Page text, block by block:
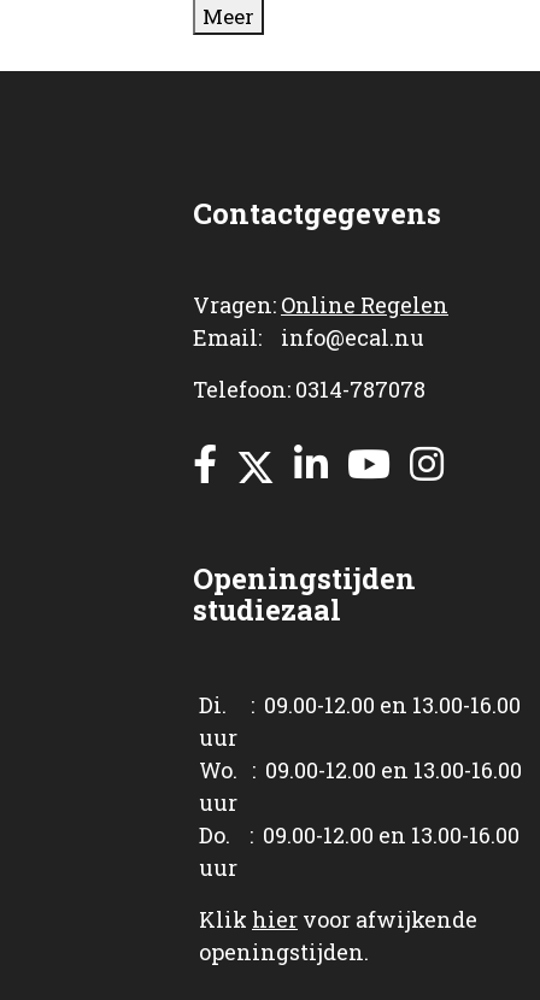
Meer
Contactgegevens
Vragen: Online Regelen
Email: info@ecal.nu
Telefoon: 0314-787078
Openingstijden
studiezaal
Di. : 09.00-12.00 en 13.00-16.00
uur
Wo. : 09.00-12.00 en 13.00-16.00
uur
Do. : 09.00-12.00 en 13.00-16.00
uur
Klik hier voor afwijkende
openingstijden.